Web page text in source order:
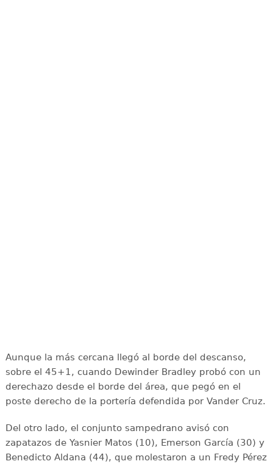
Aunque la más cercana llegó al borde del descanso,
sobre el 45+1, cuando Dewinder Bradley probó con un
derechazo desde el borde del área, que pegó en el
poste derecho de la portería defendida por Vander Cruz.
Del otro lado, el conjunto sampedrano avisó con
zapatazos de Yasnier Matos (10), Emerson García (30) y
Benedicto Aldana (44), que molestaron a un Fredy Pérez